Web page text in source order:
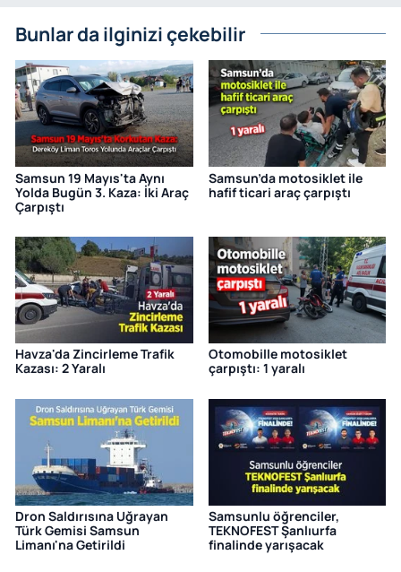
Bunlar da ilginizi çekebilir
Samsun 19 Mayıs'ta Aynı
Yolda Bugün 3. Kaza: İki Araç
Çarpıştı
Samsun’da motosiklet ile
hafif ticari araç çarpıştı
Havza'da Zincirleme Trafik
Kazası: 2 Yaralı
Otomobille motosiklet
çarpıştı: 1 yaralı
Dron Saldırısına Uğrayan
Türk Gemisi Samsun
Limanı'na Getirildi
Samsunlu öğrenciler,
TEKNOFEST Şanlıurfa
finalinde yarışacak